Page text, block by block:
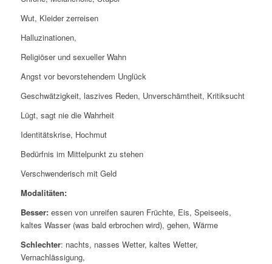
Wut, Kleider zerreisen
Halluzinationen,
Religiöser und sexueller Wahn
Angst vor bevorstehendem Unglück
Geschwätzigkeit, laszives Reden, Unverschämtheit, Kritiksucht
Lügt, sagt nie die Wahrheit
Identitätskrise, Hochmut
Bedürfnis im Mittelpunkt zu stehen
Verschwenderisch mit Geld
Modalitäten:
Besser:essen von unreifen sauren Früchte, Eis, Speiseeis,
kaltes Wasser (was bald erbrochen wird), gehen, Wärme
Schlechter: nachts, nasses Wetter, kaltes Wetter,
Vernachlässigung,